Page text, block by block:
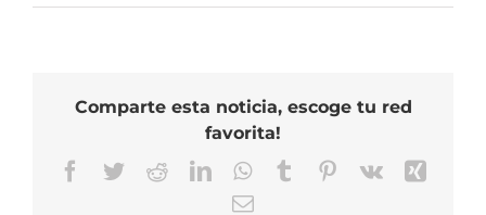
Comparte esta noticia, escoge tu red
favorita!
Facebook
TwitterRedditLinkedInWhatsApp
TumblrPinterest
Vk
Xing
Correo